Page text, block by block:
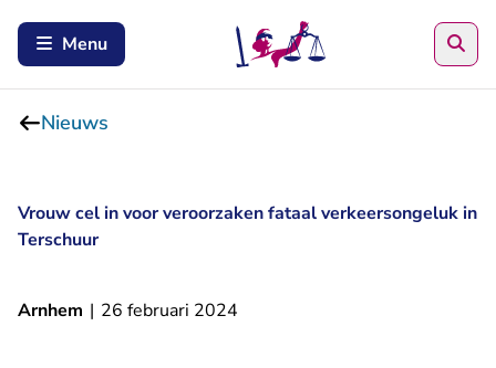
Menu
Nieuws
Vrouw cel in voor veroorzaken fataal verkeersongeluk in
Terschuur
Arnhem | 26 februari 2024